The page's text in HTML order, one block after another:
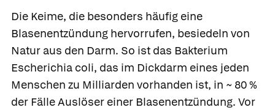
Die Keime, die besonders häufig eine
Blasenentzündung hervorrufen, besiedeln von
Natur aus den Darm. So ist das Bakterium
Escherichia coli, das im Dickdarm eines jeden
Menschen zu Milliarden vorhanden ist, in ~ 80 %
der Fälle Auslöser einer Blasenentzündung. Vor